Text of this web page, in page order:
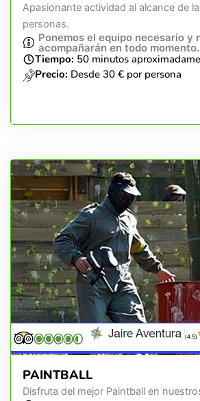
Apasionante actividad al alcance de
personas.
Ponemos el equipo necesario y
acompañarán en todo momento.
Tiempo: 50 minutos
Precio: Desde 30 € por persona
(4.5)
PAINTBALL
Disfruta del mejor Paintball en